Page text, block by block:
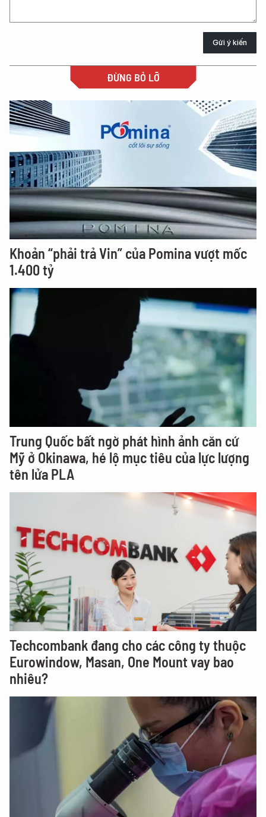
Gửi ý kiến
ĐỪNG BỎ LỠ
Khoản “phải trả Vin” của Pomina vượt mốc
1.400 tỷ
Trung Quốc bất ngờ phát hình ảnh căn cứ
Mỹ ở Okinawa, hé lộ mục tiêu của lực lượng
tên lửa PLA
Techcombank đang cho các công ty thuộc
Eurowindow, Masan, One Mount vay bao
nhiêu?